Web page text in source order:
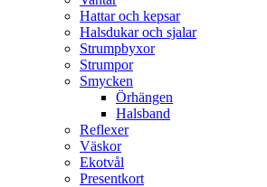
Hattar och kepsar
Halsdukar och sjalar
Strumpbyxor
Strumpor
Smycken
Örhängen
Halsband
Reflexer
Väskor
Ekotvål
Presentkort